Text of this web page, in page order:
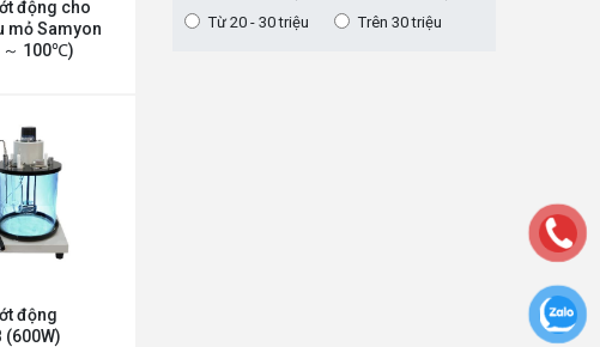
động cho
mỏ Samyon
100℃)
động
(600W)
Từ 20 - 30 triệu
Trên 30 triệu